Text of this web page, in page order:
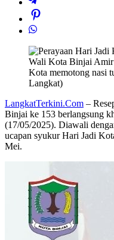
Wali Kota Binjai Amir
Kota memotong nasi
Langkat)
LangkatTerkini.Com –
Binjai ke 153 berlangsung
(17/05/2025). Diawali
ucapan syukur Hari Jadi
Mei.